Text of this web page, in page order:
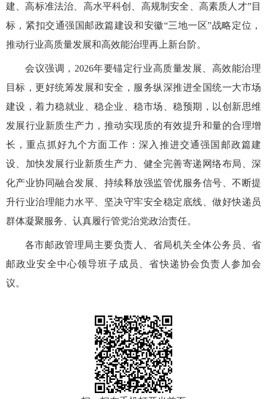
建、高标准法治、高水平科创、高规制安全、高素质人才”目
标，紧扣交通强国邮政篇建设和安徽“三地一区”战略定位，
推动行业高质量发展和高效能治理再上新台阶。
会议强调，2026年要锚定行业高质量发展、高效能治理
目标，更好统筹发展和安全，服务纵深推进全国统一大市场
建设，着力稳就业、稳企业、稳市场、稳预期，以创新思维
发展行业新质生产力，推动实现质的有效提升和量的合理增
长，重点抓好九个方面工作：深入推进交通强国邮政篇建
设、加快发展行业新质生产力、健全完善寄递网络布局、深
化产业协同融合发展、持续释放强监管优服务信号、不断提
升行业治理能力水平、坚决守牢安全稳定底线、做好快递员
群体凝聚服务、认真履行管党治党政治责任。
各市邮政管理局主要负责人、省局机关全体公务员、省
邮政业安全中心领导班子成员、省快递协会负责人参加会
议。